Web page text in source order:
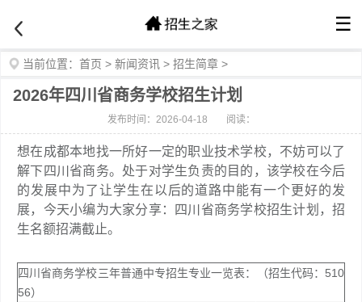
☰
当前位置： 首页 > 新闻资讯 > 招生简章 >
2026年四川省商务学校招生计划
发布时间：2026-04-18 阅读：
想在成都本地找一所好一定的职业技术学校，不妨可以了
解下四川省商务。处于对学生负责的目的，该学校在今后
的发展中为了让学生在以后的道路中能有一个更好的发
展，今天小编为大家分享：四川省商务学校招生计划，招
生名额招满截止。
四川省商务学校三年普通中专招生专业一览表：（招生代码：510
56）